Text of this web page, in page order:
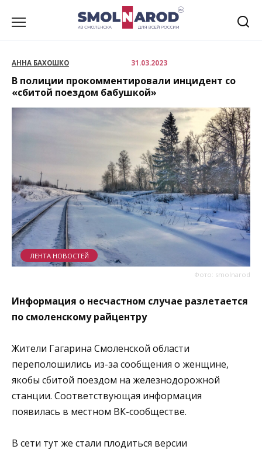
АННА БАХОШКО 31.03.2023
В полиции прокомментировали инцидент со
«сбитой поездом бабушкой»
Фото: smolnarod
ЛЕНТА НОВОСТЕЙ
Информация о несчастном случае разлетается
по смоленскому райцентру
Жители Гагарина Смоленской области
переполошились из-за сообщения о женщине,
якобы сбитой поездом на железнодорожной
станции. Соответствующая информация
появилась в местном ВК-сообществе.
В сети тут же стали плодиться версии